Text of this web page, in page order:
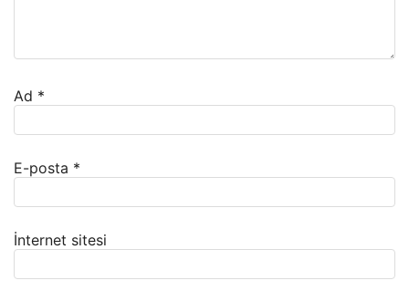
Ad *
E-posta *
İnternet sitesi